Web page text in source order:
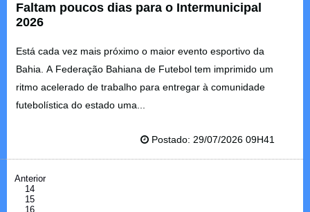
Faltam poucos dias para o Intermunicipal
2026
Está cada vez mais próximo o maior evento esportivo da
Bahia. A Federação Bahiana de Futebol tem imprimido um
ritmo acelerado de trabalho para entregar à comunidade
futebolística do estado uma...
Postado: 29/07/2026 09H41
Anterior
14
15
16